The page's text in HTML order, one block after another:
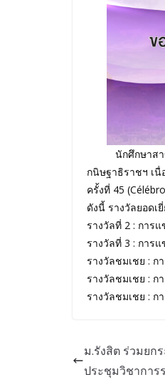
นักศึกษาสาขา
กนิษฐาธิราชฯ เ
ครั้งที่ 45
ดังนี้ รางวัลยอด
รางวัลที่ 2 : การ
รางวัลที่ 3 : การ
รางวัลชมเชย :
รางวัลชมเชย : ก
รางวัลชมเชย : ก
ม.รังสิต ร่วมยก
ประชุมวิชาการ